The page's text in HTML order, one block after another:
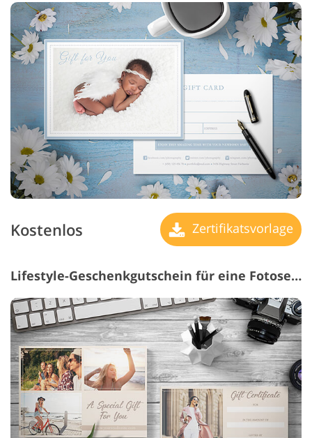
Kostenlos Zertifikatsvorlage
Lifestyle-Geschenkgutschein für eine Fotosession